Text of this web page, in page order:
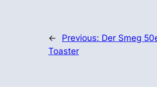
← Previous: Der Smeg
Toaster